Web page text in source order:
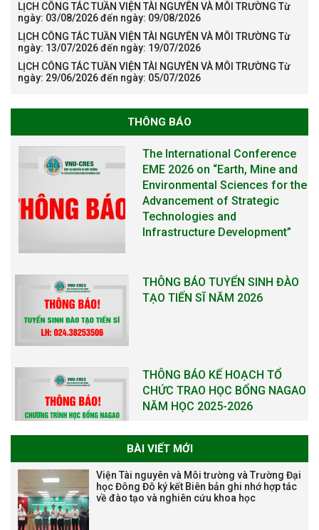
LỊCH CÔNG TÁC TUẦN VIỆN TÀI NGUYÊN VÀ MÔI TRƯỜNG Từ
ngày: 03/08/2026 đến ngày: 09/08/2026
LỊCH CÔNG TÁC TUẦN VIỆN TÀI NGUYÊN VÀ MÔI TRƯỜNG Từ
ngày: 13/07/2026 đến ngày: 19/07/2026
LỊCH CÔNG TÁC TUẦN VIỆN TÀI NGUYÊN VÀ MÔI TRƯỜNG Từ
ngày: 29/06/2026 đến ngày: 05/07/2026
THÔNG BÁO
The International Conference
EME 2026 on “Earth, Mine and
Environmental Sciences for the
Advancement of Strategic
Technologies and
Infrastructure Development”
THÔNG BÁO TUYỂN SINH ĐÀO
TẠO TIẾN SĨ NĂM 2026
THÔNG BÁO KẾ HOẠCH TỔ
CHỨC TRAO HỌC BỔNG NAGAO
NĂM HỌC 2025-2026
THƯ CẢM ƠN LỄ KỶ NIỆM 40
NĂM XÂY DỰNG VÀ PHÁT TRIỂN
VIỆN (1985-2025) VÀ ĐÓN
BÀI VIẾT MỚI
Viện Tài nguyên và Môi trường và Trường Đại
học Đông Đô ký kết Biên bản ghi nhớ hợp tác
về đào tạo và nghiên cứu khoa học